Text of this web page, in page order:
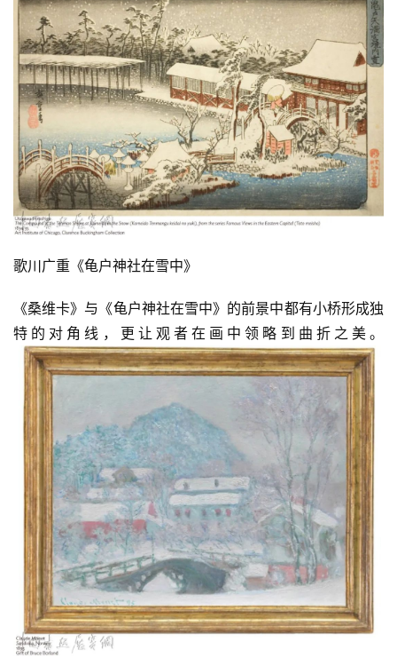
繁
體
字
一
百
例
歌川广重《龟户神社在雪中》
《桑维卡》与《龟户神社在雪中》的前景中都有小桥形成独
特的对角线，更让观者在画中领略到曲折之美。